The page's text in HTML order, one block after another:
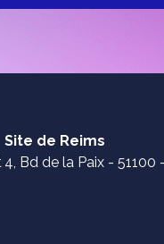
Site de Reims
4, Bd de la Paix - 51100